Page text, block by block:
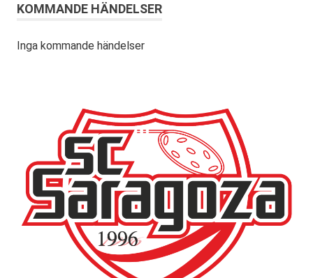
KOMMANDE HÄNDELSER
Inga kommande händelser